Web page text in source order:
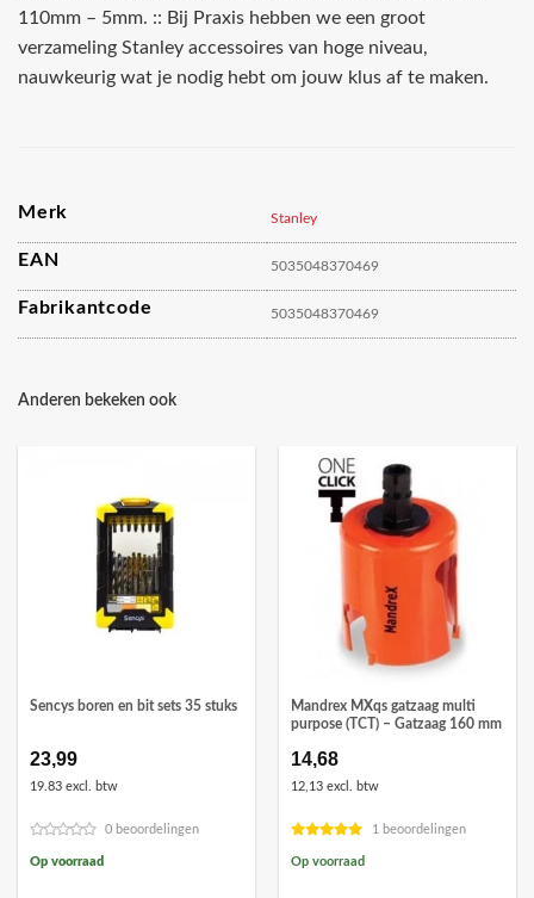
110mm – 5mm. :: Bij Praxis hebben we een groot
verzameling Stanley accessoires van hoge niveau,
nauwkeurig wat je nodig hebt om jouw klus af te maken.
Merk Stanley
EAN 5035048370469
Fabrikantcode 5035048370469
Anderen bekeken ook
Sencys boren en bit sets 35 stuks
23,99
19.83 excl. btw
0 beoordelingen
Op voorraad
Mandrex MXqs gatzaag multi
purpose (TCT) – Gatzaag 160 mm
14,68
12,13 excl. btw
1 beoordelingen
Op voorraad